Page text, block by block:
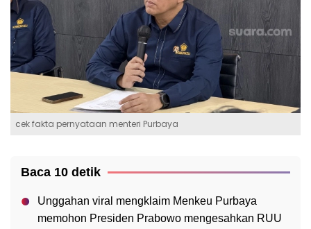
cek fakta pernyataan menteri Purbaya
Baca 10 detik
Unggahan viral mengklaim Menkeu Purbaya
memohon Presiden Prabowo mengesahkan RUU